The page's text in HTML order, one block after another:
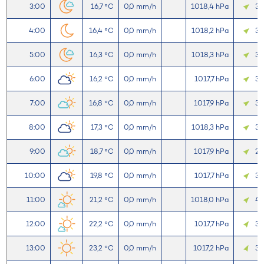
3:00 16,7 °C 0,0 mm/h 1018,4 hPa 3,7
4:00 16,4 °C 0,0 mm/h 1018,2 hPa
5:00 16,3 °C 0,0 mm/h 1018,3 hPa 3,7
6:00 16,2 °C 0,0 mm/h 1017,7 hPa
7:00 16,8 °C 0,0 mm/h 1017,9 hPa 3,7
8:00 17,3 °C 0,0 mm/h 1018,3 hPa
9:00 18,7 °C 0,0 mm/h 1017,9 hPa
10:00 19,8 °C 0,0 mm/h 1017,7 hPa
11:00 21,2 °C 0,0 mm/h 1018,0 hPa
12:00 22,2 °C 0,0 mm/h 1017,7 hPa 3,7
13:00 23,2 °C 0,0 mm/h 1017,2 hPa